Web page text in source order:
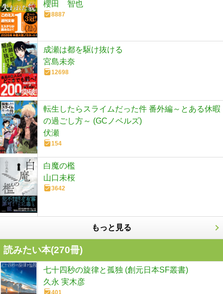
櫻田 智也
8887
成瀬は都を駆け抜ける
宮島未奈
12698
転生したらスライムだった件 番外編～とある休暇
の過ごし方～ (GCノベルズ)
伏瀬
154
白魔の檻
山口未桜
3642
もっと見る
読みたい本(270冊)
七十四秒の旋律と孤独 (創元日本SF叢書)
久永 実木彦
401